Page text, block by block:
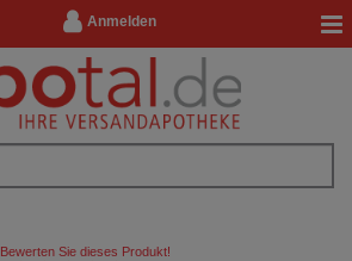
Anmelden
Bewerten Sie dieses Produkt!